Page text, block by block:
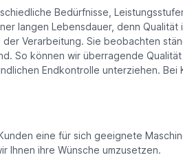
Bedürfnisse,
langen Lebensdauer, denn
Verarbeitung. Sie beobachten
So können wir überragende
Endkontrolle unterziehen.
eine für sich geeignete
Ihnen ihre Wünsche umzusetzen.